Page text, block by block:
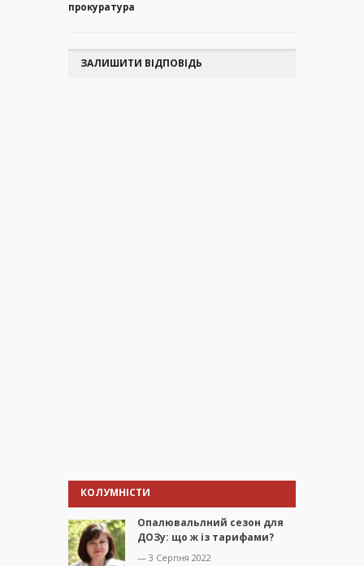
прокуратура
ЗАЛИШИТИ ВІДПОВІДЬ
КОЛУМНІСТИ
Опалювальлний сезон для
ДОЗу: що ж із тарифами?
— 3 Серпня 2022